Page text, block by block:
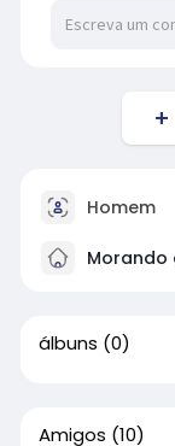
Homem
Morando
álbuns (0)
Amigos (10)